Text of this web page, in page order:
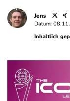
Schreiber gesucht
Kontakt mit
Jens
Loading ...
Datum:
Inhaltlich